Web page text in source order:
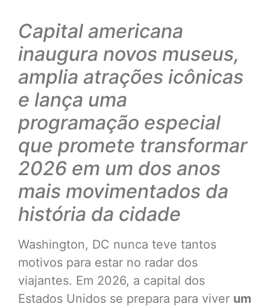
Capital americana
inaugura novos museus,
amplia atrações icônicas
e lança uma
programação especial
que promete transformar
2026 em um dos anos
mais movimentados da
história da cidade
Washington, DC nunca teve tantos
motivos para estar no radar dos
viajantes. Em 2026, a capital dos
Estados Unidos se prepara para viver um